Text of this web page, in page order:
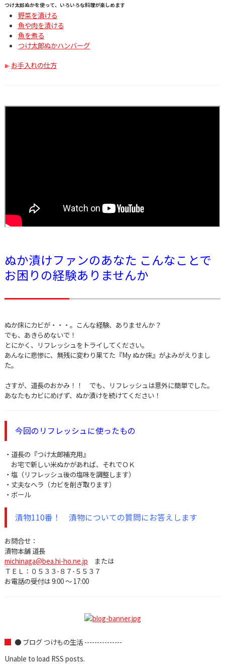
つけ太郎ぬかを使って、いろいろな料理が楽しめます
野菜を漬ける
魚や肉を漬ける
魚を煮る
つけ太郎ぬかハンバーグ
お手入れの仕方
ぬか漬けファンのあなた こんなことで
お困りの経験ありませんか
ぬか床にカビが・・・。こんな経験、ありませんか？
でも、あきらめないで！
とにかく、リフレッシュをトライしてください。
あんなに悲惨に、無残に変わり果てた『My ぬか床』がよみがえりまし
た。
さすが、道長のおかみ！！ でも、リフレッシュは意外に簡単でした。
あなたもカビにめげず、ぬか漬けを続けてください！
今回のリフレッシュに使ったもの
・道長の『つけ太郎補充用』
お宅で新しい米ぬかがあれば、それでＯＫ
・塩（リフレッシュ後の塩味を調整します）
・丈夫なヘラ（カビを削ぎ取ります）
・ボール
漬物110番！ 漬物についての質問にお答えします
お問合せ：
漬物本舗 道長
michinaga@bea.hi-ho.ne.jp または
ＴＥＬ：０５３３-８７-５５３７
お電話の受付は 9:00 ～ 17:00
● ブログ つけもの生活 ---------------
Unable to load RSS posts.